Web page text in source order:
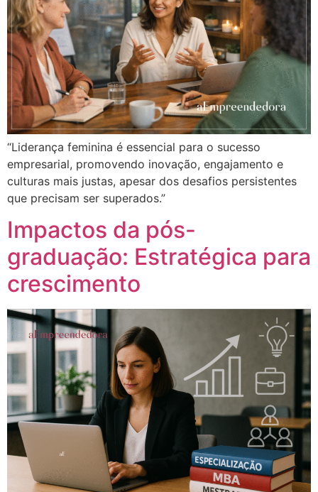
“Liderança feminina é essencial para o sucesso
empresarial, promovendo inovação, engajamento e
culturas mais justas, apesar dos desafios persistentes
que precisam ser superados.”
Impactos da pós-
graduação: Estratégica para
crescimento